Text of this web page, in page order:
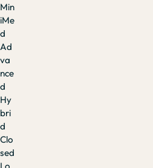
Min
iMe
d
Ad
va
nce
d
Hy
bri
d
Clo
sed